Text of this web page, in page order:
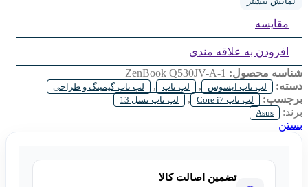
مقایسه
افزودن به علاقه مندی
شناسه محصول: ZenBook Q530JV-A-1
دسته:
لپ تاپ ایسوس , لپ تاپ , لپ تاپ گیمینگ و طراحی
برچسب: لپ تاپ Core i7 , لپ تاپ نسل 13
برند: Asus
بستن
تضمین اصالت کالا